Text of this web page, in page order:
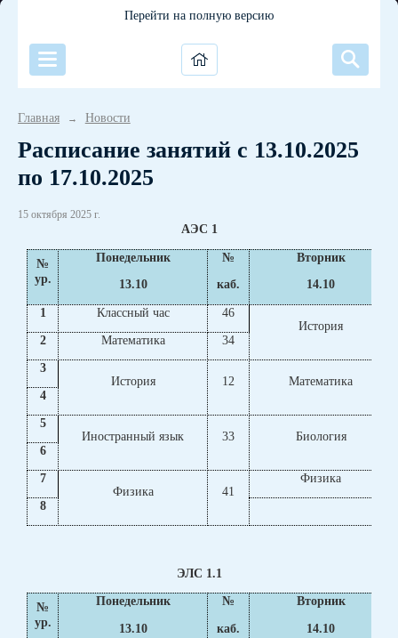
Перейти на полную версию
Главная → Новости
Расписание занятий с 13.10.2025
по 17.10.2025
15 октября 2025 г.
АЭС 1
№
ур.
Понедельник
13.10
№
каб.
Вторник
14.10
1
Классный час
46
История
2
Математика
34
3
История
12
Математика
4
5
Иностранный язык
33
Биология
6
7
Физика
41
Физика
8
ЭЛС 1.1
№
ур.
Понедельник
13.10
№
каб.
Вторник
14.10